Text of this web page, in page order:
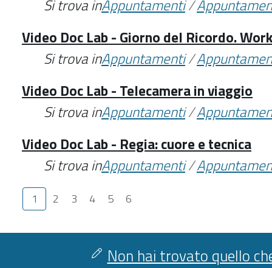
Si trova inAppuntamenti/
Video Doc Lab - Giorno del Ricordo.
Si trova inAppuntamenti/
Video Doc Lab - Telecamera in viaggio
Si trova inAppuntamenti/
Video Doc Lab - Regia: cuore e tecnica
Si trova inAppuntamenti/
1 2 3 4 5 6
Non hai trovato quello